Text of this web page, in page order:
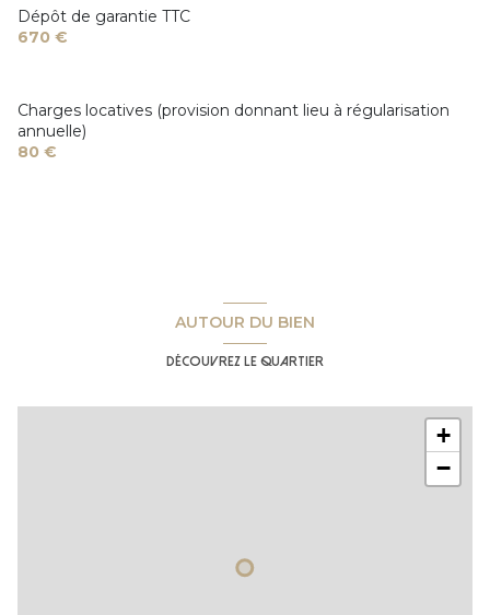
Dépôt de garantie TTC
670 €
Charges locatives (provision donnant lieu à régularisation
annuelle)
80 €
AUTOUR DU BIEN
Découvrez le quartier
+
−